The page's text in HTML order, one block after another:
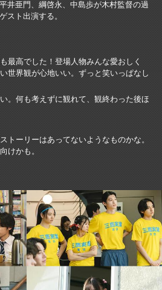
井亜門、綱啓永、中島歩が木村監督の過
スト出演する。
最高でした！登場人物みんな愛おしく
世界観が心地いい。ずっと笑いっぱなし
。何も考えずに観れて、観終わった後ほ
トーリーはあってないようなものかな。
けかも。